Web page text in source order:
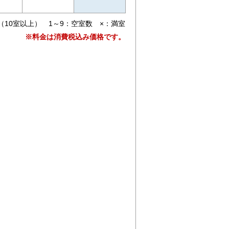
10室以上） 1～9：空室数 ×：満室
※料金は消費税込み価格です。